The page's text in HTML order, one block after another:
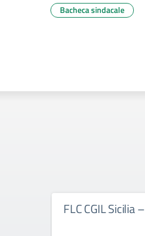
Bacheca sindacale
FLC CGIL Sicilia –